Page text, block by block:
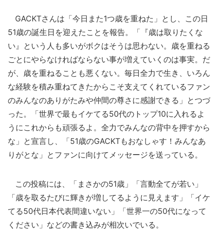
GACKTさんは「今日また1つ歳を重ねた」とし、この日
51歳の誕生日を迎えたことを報告。「『歳は取りたくな
い』という人も多いがボクはそうは思わない。歳を重ねる
ごとにやらなければならない事が増えていくのは事実。だ
が、歳を重ねることも悪くない。毎日全力で生き、いろん
な経験を積み重ねてきたからこそ支えてくれているファン
のみんなのありがたみや仲間の尊さに感謝できる」とつづ
った。「世界で最もイケてる50代のトップ10に入れるよ
うにこれからも頑張るよ。全力でみんなの背中を押すから
な」と宣言し、「51歳のGACKTもおなしゃす！みんなあ
りがとな」とファンに向けてメッセージを送っている。
この投稿には、「まさかの51歳」「言動全てが若い」
「歳を取るたびに輝きが増してるように見えます」「イケ
てる50代日本代表間違いない」「世界一の50代になって
ください」などの書き込みが相次いでいる。